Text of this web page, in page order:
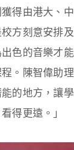
得由港大、
方刻意安排
色的音樂才
。陳智偉助
的地方，讓
得更遠。」